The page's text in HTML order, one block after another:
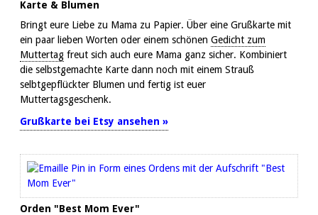
Karte & Blumen
Bringt eure Liebe zu Mama zu Papier. Über eine Grußkarte mit
ein paar lieben Worten oder einem schönen Gedicht zum
Muttertag freut sich auch eure Mama ganz sicher. Kombiniert
die selbstgemachte Karte dann noch mit einem Strauß
selbtgepflückter Blumen und fertig ist euer
Muttertagsgeschenk.
Grußkarte bei Etsy ansehen »
Orden "Best Mom Ever"